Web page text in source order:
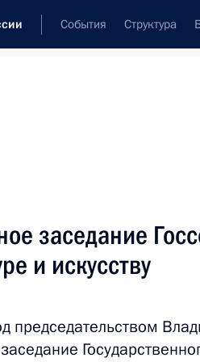
События Структура
партия Российской
Думезаседание
и искусству
председательством